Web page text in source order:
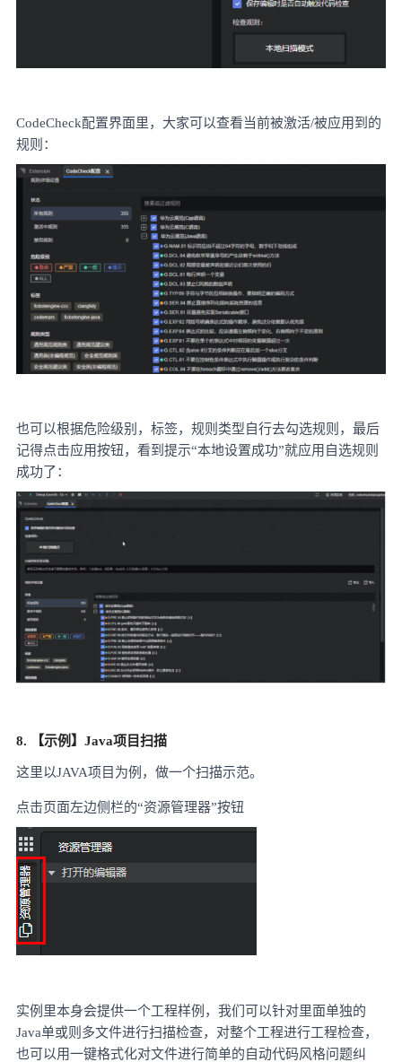
CodeCheck配置界面里，大家可以查看当前被激活/被应用到的
规则：
也可以根据危险级别，标签，规则类型自行去勾选规则，最后
记得点击应用按钮，看到提示“本地设置成功”就应用自选规则
成功了：
8. 【示例】Java项目扫描
这里以JAVA项目为例，做一个扫描示范。
点击页面左边侧栏的“资源管理器”按钮
实例里本身会提供一个工程样例，我们可以针对里面单独的
Java单或则多文件进行扫描检查，对整个工程进行工程检查，
也可以用一键格式化对文件进行简单的自动代码风格问题纠